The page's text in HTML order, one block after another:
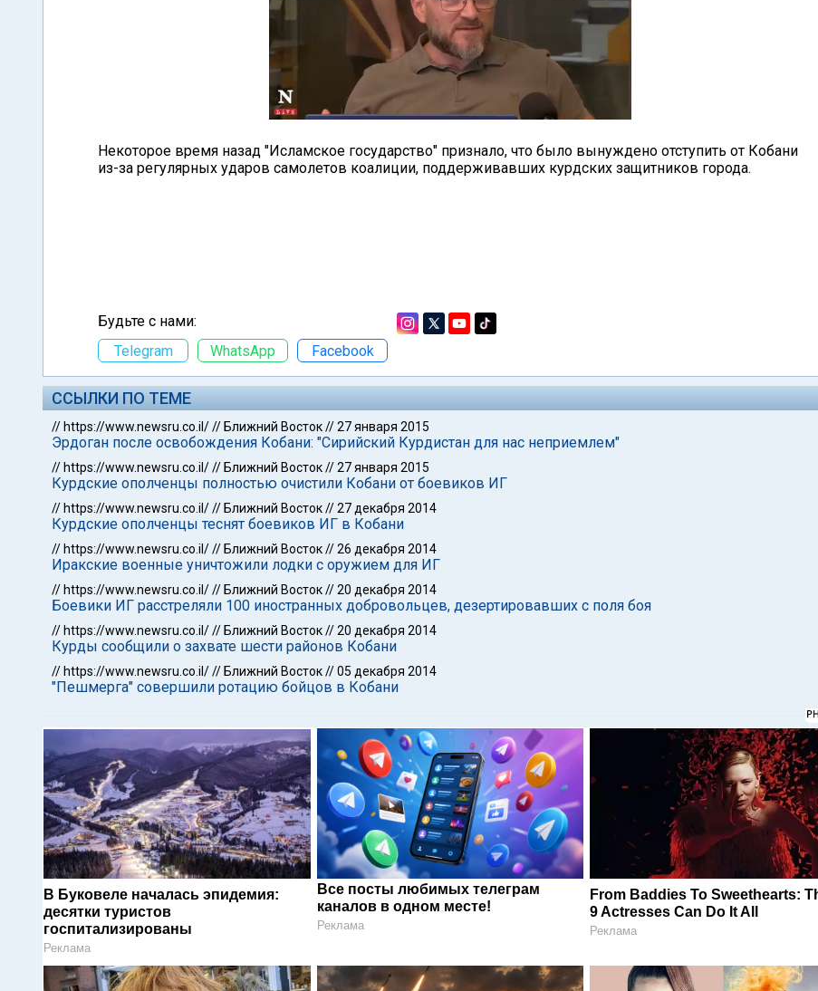
Некоторое время назад "Исламское государство" признало, что было вынуждено отступить от Кобани
из-за регулярных ударов самолетов коалиции, поддерживавших курдских защитников города.
Будьте с нами:
Telegram
WhatsApp Facebook
ССЫЛКИ ПО ТЕМЕ
// https://www.newsru.co.il/// Ближний Восток//27 января 2015
Эрдоган после освобождения Кобани: "Сирийский Курдистан для нас неприемлем"
// https://www.newsru.co.il/// Ближний Восток//27 января 2015
Курдские ополченцы полностью очистили Кобани от боевиков ИГ
// https://www.newsru.co.il/// Ближний Восток//27 декабря 2014
Курдские ополченцы теснят боевиков ИГ в Кобани
// https://www.newsru.co.il/// Ближний Восток//26 декабря 2014
Иракские военные уничтожили лодки с оружием для ИГ
// https://www.newsru.co.il/// Ближний Восток//20 декабря 2014
Боевики ИГ расстреляли 100 иностранных добровольцев, дезертировавших с поля боя
// https://www.newsru.co.il/// Ближний Восток//20 декабря 2014
Курды сообщили о захвате шести районов Кобани
// https://www.newsru.co.il/// Ближний Восток//05 декабря 2014
"Пешмерга" совершили ротацию бойцов в Кобани
В Буковеле началась эпидемия:
десятки туристов
госпитализированы
Реклама
Все посты любимых телеграм
каналов в одном месте!
Реклама
From Baddies To Sweethearts:
9 Actresses Can Do It All
Реклама